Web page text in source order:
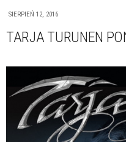
SIERPIEŃ 12, 2016
TARJA TURUNEN